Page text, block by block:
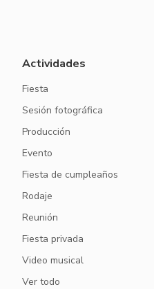
Actividades
Fiesta
Sesión fotográfica
Producción
Evento
Fiesta de cumpleaños
Rodaje
Reunión
Fiesta privada
Video musical
Ver todo